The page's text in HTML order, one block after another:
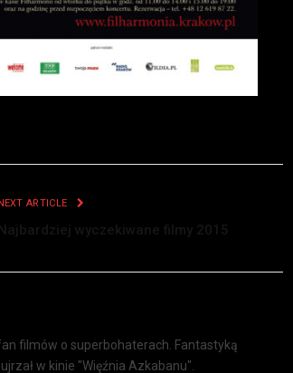
ARTICLE
filmów o superbohaterach. Fantastyką
w kinie "Więźnia Azkabanu".